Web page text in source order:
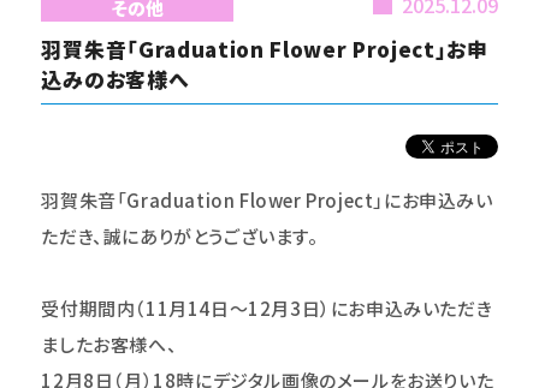
その他
羽賀朱音「Graduation Flower Project」お申
込みのお客様へ
羽賀朱音「Graduation Flower Project」にお申込みい
ただき、誠にありがとうございます。
受付期間内（11月14日～12月3日）にお申込みいただき
ましたお客様へ、
12月8日（月）18時にデジタル画像のメールをお送りいた